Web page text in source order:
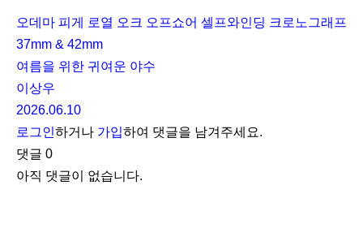
오데마 피게 로열 오크 오프쇼어 셀프와인딩 크로노그래프
37mm & 42mm
여름을 위한 귀여운 야수
이상우
2026.06.10
로그인하거나 가입하여 댓글을 남겨주세요.
댓글 0
아직 댓글이 없습니다.